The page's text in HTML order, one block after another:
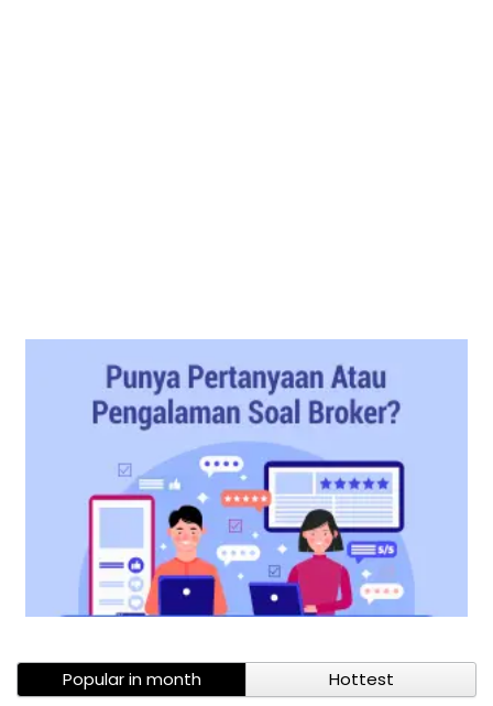
Popular in month
Hottest